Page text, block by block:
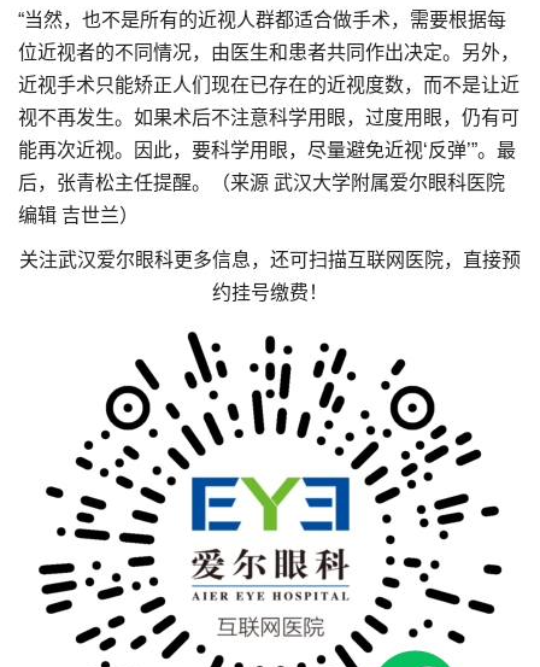
“当然，也不是所有的近视人群都适合做手术，需要根据每
位近视者的不同情况，由医生和患者共同作出决定。另外，
近视手术只能矫正人们现在已存在的近视度数，而不是让近
视不再发生。如果术后不注意科学用眼，过度用眼，仍有可
能再次近视。因此，要科学用眼，尽量避免近视‘反弹’”。最
后，张青松主任提醒。（来源 武汉大学附属爱尔眼科医院
编辑 吉世兰）
关注武汉爱尔眼科更多信息，还可扫描互联网医院，直接预
约挂号缴费！